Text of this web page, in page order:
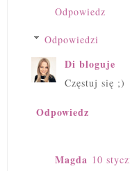
Odpowiedz
Odpowiedzi
Di bloguje
Częstuj się ;)
Odpowiedz
Magda 10